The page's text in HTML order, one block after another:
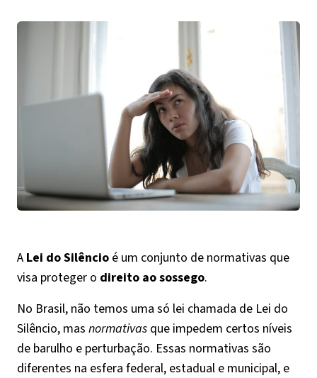
A Lei do Silêncio é um conjunto de normativas que
visa proteger o direito ao sossego.
No Brasil, não temos uma só lei chamada de Lei do
Silêncio, mas normativas que impedem certos níveis
de barulho e perturbação. Essas normativas são
diferentes na esfera federal, estadual e municipal, e